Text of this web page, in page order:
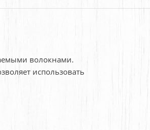
волокнами.
использовать